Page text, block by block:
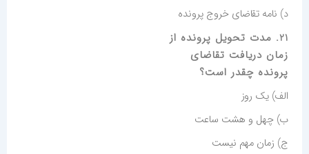
د) نامه تقاضای خروج پرونده
21. مدت تحویل پرونده از
زمان دریافت تقاضای
پرونده چقدر است؟
الف) یک روز
ب) چهل و هشت ساعت
ج) زمان مهم نیست